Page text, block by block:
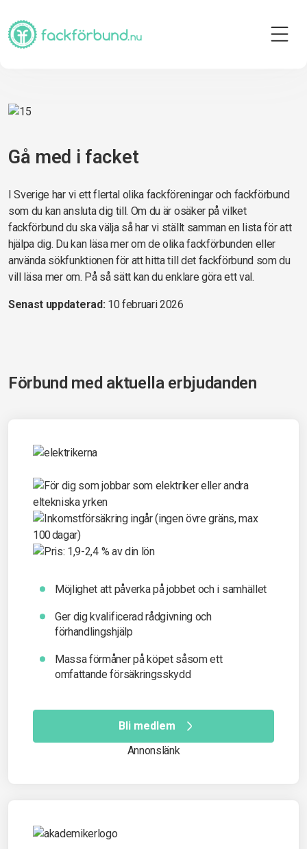
Gå med i facket
I Sverige har vi ett flertal olika fackföreningar och fackförbund
som du kan ansluta dig till. Om du är osäker på vilket
fackförbund du ska välja så har vi ställt samman en lista för att
hjälpa dig. Du kan läsa mer om de olika fackförbunden eller
använda sökfunktionen för att hitta till det fackförbund som du
vill läsa mer om. På så sätt kan du enklare göra ett val.
Senast uppdaterad: 10 februari 2026
Förbund med aktuella erbjudanden
Möjlighet att påverka på jobbet och i samhället
Ger dig kvalificerad rådgivning och
förhandlingshjälp
Massa förmåner på köpet såsom ett
omfattande försäkringsskydd
Bli medlem
Annonslänk